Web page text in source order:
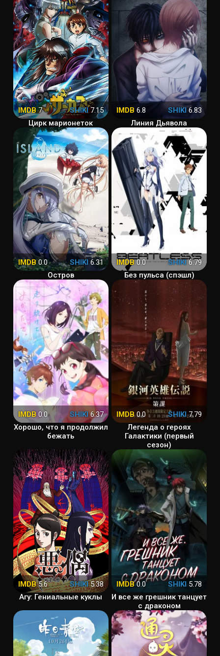
IMDB7 SHIKI7.15
Цирк марионеток
IMDB 6.8 SHIKI6.83
Линия Дьявола
IMDB0.0 SHIKI 6.31
Остров
IMDB0.0 SHIKI6.79
Без пульса (спэшл)
IMDB0.0 SHIKI6.37
Хорошо, что я продолжил
бежать
IMDB0.0 SHIKI7.79
Легенда о героях
Галактики (первый
сезон)
IMDB5.6 SHIKI5.38
Агу: Гениальные куклы
IMDB0.0 SHIKI 5.78
И все же грешник танцует
с драконом